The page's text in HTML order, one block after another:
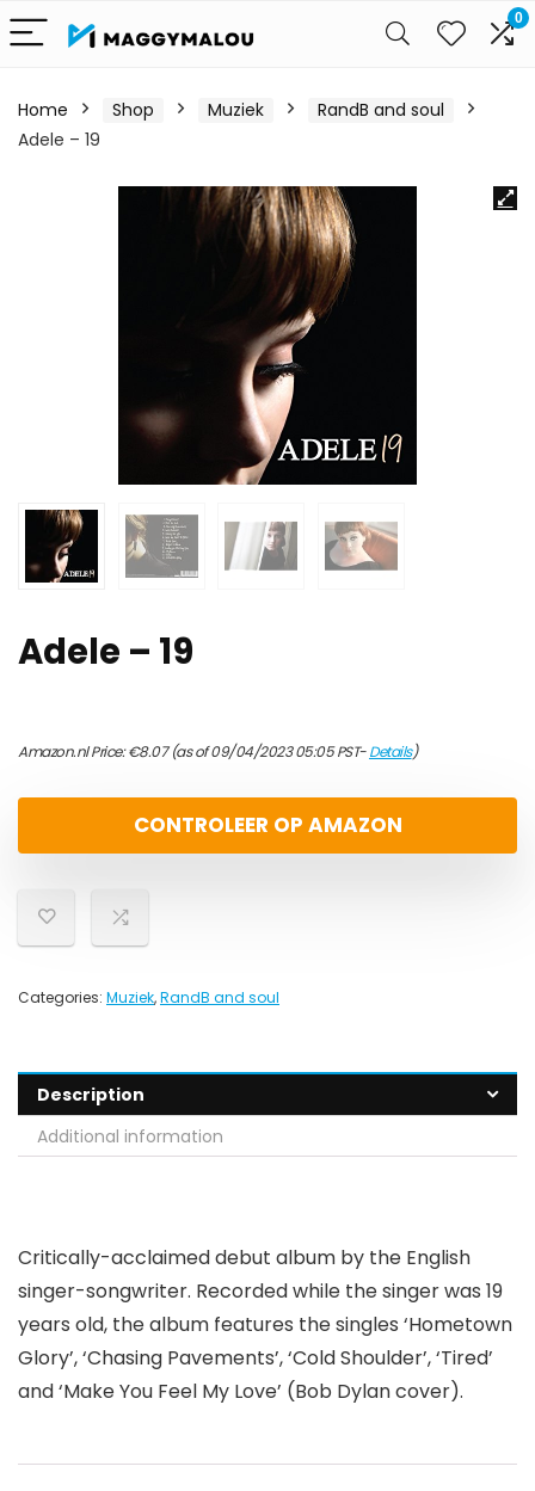
0
Home Shop Muziek
RandB and soul
Adele – 19
Adele – 19
Amazon.nl Price:€8.07(as of 09/04/2023 05:05 PST-Details)
CONTROLEER OP AMAZON
Categories: Muziek,RandB and soul
Description
Additional information
Critically-acclaimed debut album by the English
singer-songwriter. Recorded while the singer was 19
years old, the album features the singles ‘Hometown
Glory’, ‘Chasing Pavements’, ‘Cold Shoulder’, ‘Tired’
and ‘Make You Feel My Love’ (Bob Dylan cover).